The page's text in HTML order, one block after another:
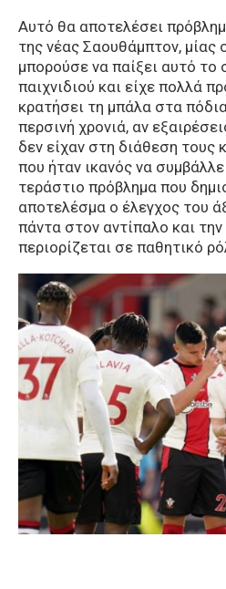
Αυτό θα αποτελέσει
της νέας Σαουθάμπτον, μίας
μπορούσε να παίξει αυτό το
παιχνιδιού και είχε πολλά
κρατήσει τη μπάλα στα
περσινή χρονιά, αν
δεν είχαν στη διάθεση τους
που ήταν ικανός να
τεράστιο πρόβλημα που
αποτελέσμα ο έλεγχος του
πάντα στον αντίπαλο και
περιορίζεται σε παθητικό